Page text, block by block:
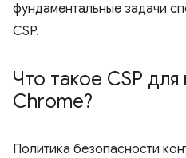
фундаментальные задачи
CSP.
Что такое CSP
Chrome?
Политика безопасности